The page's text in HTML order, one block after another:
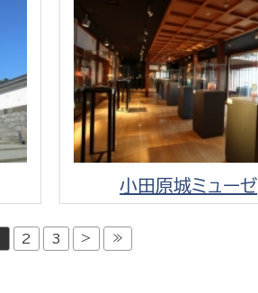
小田原城ミューゼ
2 3 > ≫